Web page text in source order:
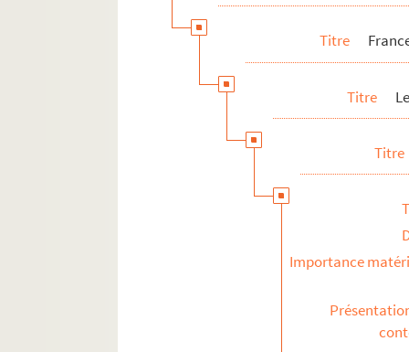
FSE-005354. Lepourtoux
Lepretre, Denise
Le Quang, Gérard
FSN-000558. Lerede
Le Roc'h, Gilles
Letellier, Guy
Titre
Titre
Titre
Importance